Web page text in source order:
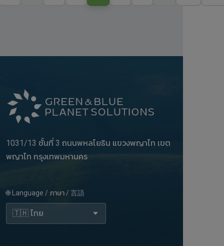
1031/13 ชั้นที่ 3 ถนนพหลโยธิน แขวงพญาไท เขต
พญาไท กรุงเทพมหานคร
🌐 Language / ภาษา / 言語